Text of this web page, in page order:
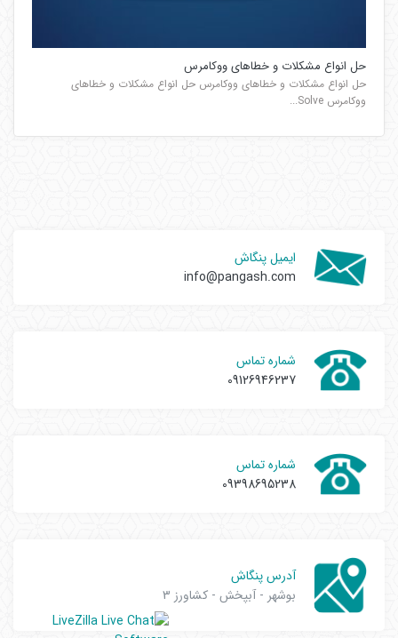
حل انواع مشکلات و خطاهای ووکامرس
حل انواع مشکلات و خطاهای ووکامرس حل انواع مشکلات و خطاهای
ووکامرس Solve...
ایمیل پنگاش
info@pangash.com
شماره تماس
09126946237
شماره تماس
09398695238
آدرس پنگاش
بوشهر - آبپخش - کشاورز 3